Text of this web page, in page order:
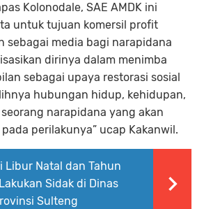
Kolonodale, SAE AMDK ini
untuk tujuan komersil profit
sebagai media bagi narapidana
dirinya dalam menimba
sebagai upaya restorasi sosial
hubungan hidup, kehidupan,
narapidana yang akan
perilakunya” ucap Kakanwil.
Libur Natal dan Tahun
Sidak di Dinas
Sulteng